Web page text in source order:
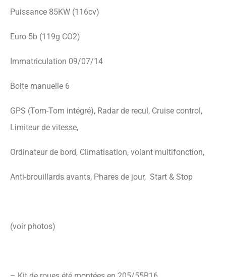
Puissance 85KW (116cv)
Euro 5b (119g CO2)
Immatriculation 09/07/14
Boite manuelle 6
GPS (Tom-Tom intégré), Radar de recul, Cruise control,
Limiteur de vitesse,
Ordinateur de bord, Climatisation, volant multifonction,
Anti-brouillards avants, Phares de jour, Start & Stop
(voir photos)